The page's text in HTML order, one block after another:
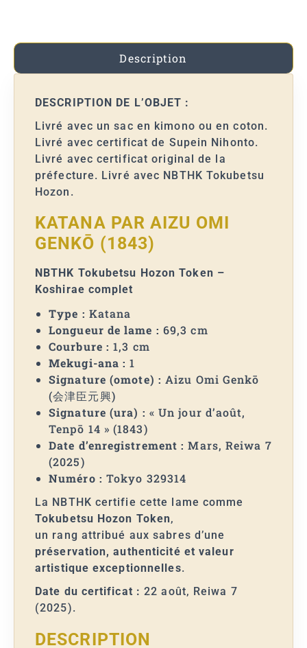
Description
DESCRIPTION DE L’OBJET :
Livré avec un sac en kimono ou en coton.
Livré avec certificat de Supein Nihonto.
Livré avec certificat original de la
préfecture. Livré avec NBTHK Tokubetsu
Hozon.
KATANA PAR AIZU OMI
GENKŌ (1843)
NBTHK Tokubetsu Hozon Token –
Koshirae complet
Type : Katana
Longueur de lame : 69,3 cm
Courbure : 1,3 cm
Mekugi-ana : 1
Signature (omote) : Aizu Omi Genkō
(会津臣元興)
Signature (ura) : « Un jour d’août,
Tenpō 14 » (1843)
Date d’enregistrement : Mars, Reiwa 7
(2025)
Numéro : Tokyo 329314
La NBTHK certifie cette lame comme
Tokubetsu Hozon Token,
un rang attribué aux sabres d’une
préservation, authenticité et valeur
artistique exceptionnelles.
Date du certificat : 22 août, Reiwa 7
(2025).
DESCRIPTION